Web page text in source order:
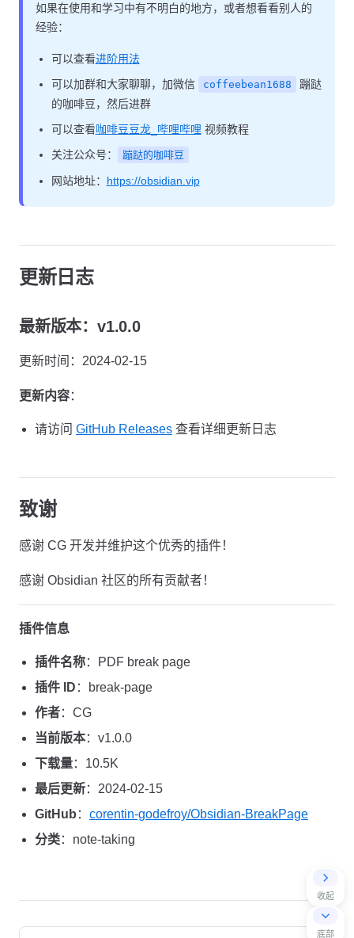
收起
底部
如果在使用和学习中有不明白的地方，或者想看看别人的
经验：
可以查看进阶用法
可以加群和大家聊聊，加微信
coffeebean1688
蹦跶
的咖啡豆，然后进群
可以查看咖啡豆豆龙_哔哩哔哩 视频教程
关注公众号：
蹦跶的咖啡豆
网站地址： https://obsidian.vip
更新日志
最新版本：v1.0.0
更新时间：2024-02-15
更新内容：
请访问 GitHub Releases 查看详细更新日志
致谢
感谢 CG 开发并维护这个优秀的插件！
感谢 Obsidian 社区的所有贡献者！
插件信息
插件名称：PDF break page
插件 ID ：break-page
作者：CG
当前版本：v1.0.0
下载量：10.5K
最后更新：2024-02-15
GitHub ： corentin-godefroy/Obsidian-BreakPage
分类：note-taking
Pager